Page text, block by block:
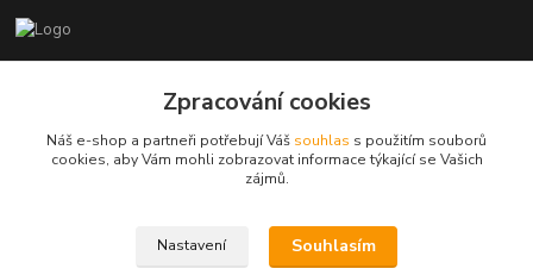
elektro@beatman.cz
Zpracování cookies
Náš e-shop a partneři potřebují Váš souhlas s použitím souborů
cookies, aby Vám mohli zobrazovat informace týkající se Vašich
zájmů.
Nastavení Souhlasím